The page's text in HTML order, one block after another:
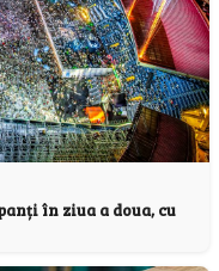
în ziua a doua, cu